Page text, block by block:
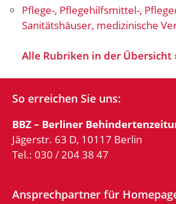
Pflege-, Pflegehilfsmittel-,
Sanitätshäuser, medizinische
Alle Rubriken in der Übersicht
So erreichen Sie uns:
BBZ – Berliner
Jägerstr. 63 D, 10117 Berlin
Tel.: 030 / 204 38 47
Ansprechpartner für